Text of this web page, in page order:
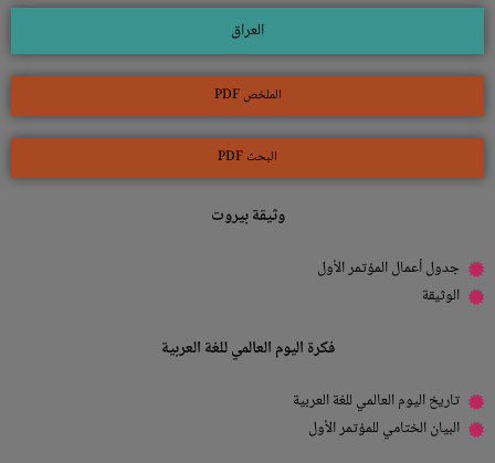
العراق
الملخص PDF
البحث PDF
وثيقة بيروت
جدول أعمال المؤتمر الأول
الوثيقة
فكرة اليوم العالمي للغة العربية
تاريخ اليوم العالمي للغة العربية
البيان الختامي للمؤتمر الأول